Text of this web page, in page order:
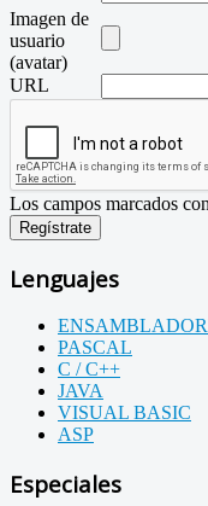
Imagen de
usuario
(avatar)
URL
Los campos marcados
Regístrate
Lenguajes
PASCAL
C / C++
JAVA
VISUAL BASIC
ASP
Especiales